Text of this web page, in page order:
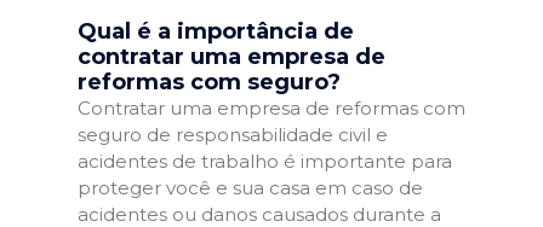
Qual é a importância de
contratar uma empresa de
reformas com seguro?
Contratar uma empresa de reformas com
seguro de responsabilidade civil e
acidentes de trabalho é importante para
proteger você e sua casa em caso de
acidentes ou danos causados durante a